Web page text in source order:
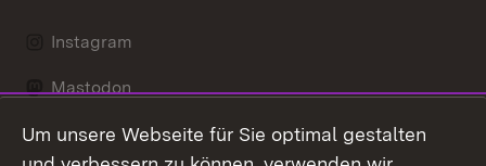
Instagram
Mastodon
Messenger
Um unsere Webseite für Sie optimal gestalten